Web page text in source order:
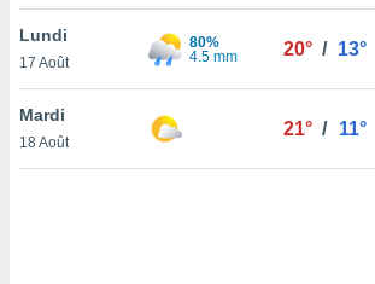
en
le
de
web.
Lundi
17 Août
80%
4.5 mm
20° / 13°
Mardi
18 Août
21° / 11°